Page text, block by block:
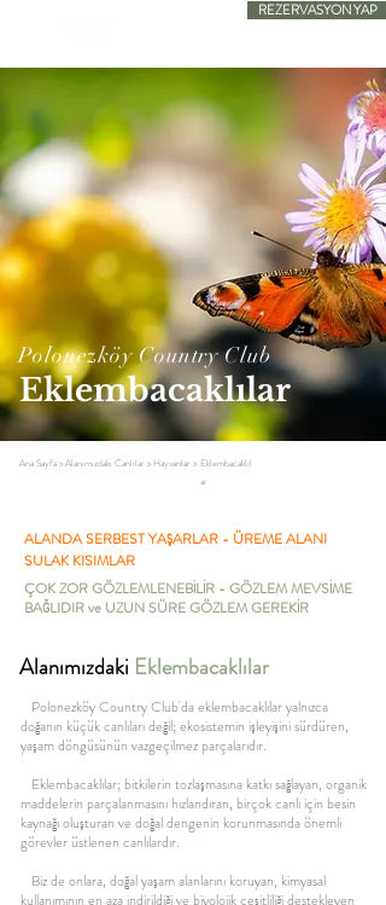
REZERVASYON YAP
Polonezköy Country Club
Eklembacaklılar
Ana Sayfa>Alanımızdaki Canlılar > Hayvanlar > Eklembacaklıl
ar
ALANDA SERBEST YAŞARLAR - ÜREME ALANI
SULAK KISIMLAR
ÇOK ZOR GÖZLEMLENEBİLİR - GÖZLEM MEVSİME
BAĞLIDIR ve UZUN SÜRE GÖZLEM GEREKİR
Alanımızdaki Eklembacaklılar
Polonezköy Country Club'da eklembacaklılar yalnızca
doğanın küçük canlıları değil; ekosistemin işleyişini sürdüren,
yaşam döngüsünün vazgeçilmez parçalarıdır.
Eklembacaklılar; bitkilerin tozlaşmasına katkı sağlayan, organik
maddelerin parçalanmasını hızlandıran, birçok canlı için besin
kaynağı oluşturan ve doğal dengenin korunmasında önemli
görevler üstlenen canlılardır.
Biz de onlara, doğal yaşam alanlarını koruyan, kimyasal
kullanımının en aza indirildiği ve biyolojik çeşitliliği destekleyen